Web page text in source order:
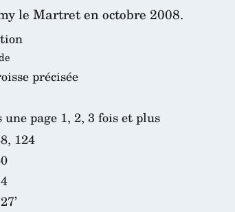
le Martret en octobre 2008.
précisée
page 1, 2, 3 fois et plus
124